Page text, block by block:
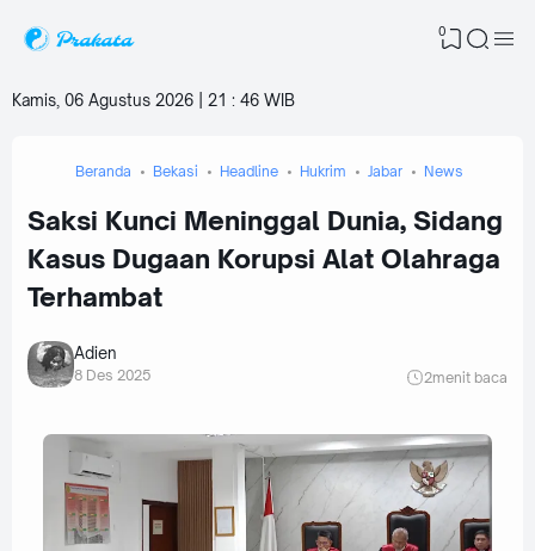
0
Kamis, 06 Agustus 2026 | 21 : 46 WIB
Beranda Bekasi Headline Hukrim Jabar News
Saksi Kunci Meninggal Dunia, Sidang
Kasus Dugaan Korupsi Alat Olahraga
Terhambat
Adien
8 Des 2025 2menit baca